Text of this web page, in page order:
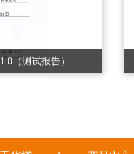
（测试报告）